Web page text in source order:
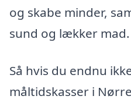
og skabe minder,
sund og lækker mad.
Så hvis du endnu
måltidskasser i